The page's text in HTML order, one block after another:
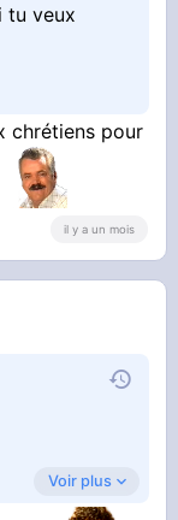
tu veux
chrétiens pour
il y a un mois
Voir plus